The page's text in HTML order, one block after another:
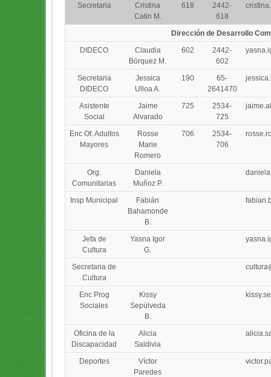
Secretaria
Cristina
Catin M.
618
2442-
618
Dirección de Desarrollo
DIDECO
Claudia
Bórquez M.
602
2442-
602
Secretaria
DIDECO
Jessica
Ulloa A.
190
65-
2641470
Asistente
Social
Jaime
Alvarado
725
2534-
725
Enc Of. Adultos
Mayores
Rosse
Marie
Romero
706
2534-
706
Org.
Comunitarias
Daniela
Muñoz P.
Insp Municipal
Fabián
Bahamonde
B.
Jefa de
Cultura
Yasna Igor
G.
Secretaria de
Cultura
Enc Prog
Sociales
Kissy
Sepúlveda
B.
Oficina de la
Discapacidad
Alicia
Saldivia
Deportes
Víctor
Paredes